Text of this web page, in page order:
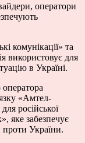
оператори
комунікації» та
використовує для
в Україні.
оператора
«Амтел-
російської
яке забезпечує
проти України.